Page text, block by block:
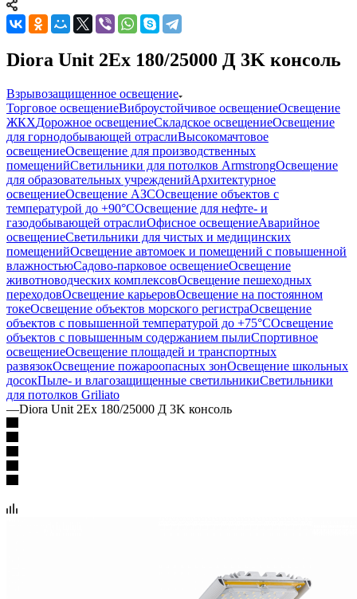
Diora Unit 2Ex 180/25000 Д 3K консоль
Взрывозащищенное освещение
Торговое освещениеВиброустойчивое освещениеОсвещение
ЖКХДорожное освещениеСкладское освещениеОсвещение
для горнодобывающей отраслиВысокомачтовое
освещениеОсвещение для производственных
помещенийСветильники для потолков ArmstrongОсвещение
для образовательных учрежденийАрхитектурное
освещениеОсвещение АЗСОсвещение объектов с
температурой до +90°СОсвещение для нефте- и
газодобывающей отраслиОфисное освещениеАварийное
освещениеСветильники для чистых и медицинских
помещенийОсвещение автомоек и помещений с повышенной
влажностьюСадово-парковое освещениеОсвещение
животноводческих комплексовОсвещение пешеходных
переходовОсвещение карьеровОсвещение на постоянном
токеОсвещение объектов морского регистраОсвещение
объектов с повышенной температурой до +75°CОсвещение
объектов с повышенным содержанием пылиСпортивное
освещениеОсвещение площадей и транспортных
развязокОсвещение пожароопасных зонОсвещение школьных
досокПыле- и влагозащищенные светильникиСветильники
для потолков Griliato
—Diora Unit 2Ex 180/25000 Д 3K консоль